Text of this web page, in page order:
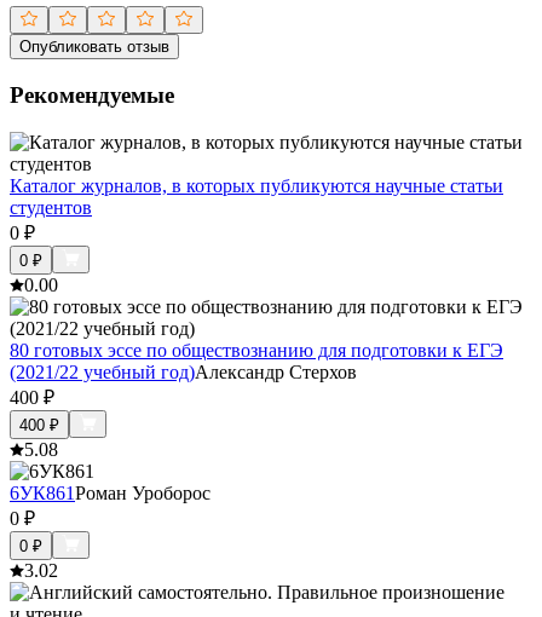
Опубликовать отзыв
Рекомендуемые
Каталог журналов, в которых публикуются научные статьи
студентов
0 ₽
0 ₽
0.00
80 готовых эссе по обществознанию для подготовки к ЕГЭ
(2021/22 учебный год)Александр Стерхов
400 ₽
400 ₽
5.08
6УК861Роман Уроборос
0 ₽
0 ₽
3.02